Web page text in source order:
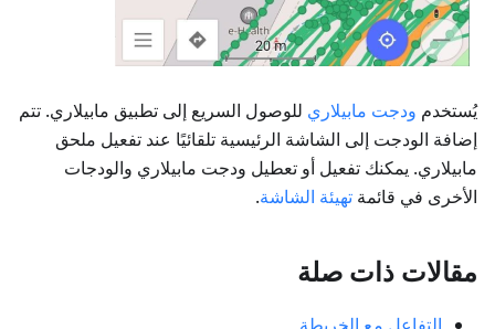
يُستخدم ودجت مابيلاري للوصول السريع إلى تطبيق مابيلاري. تتم
إضافة الودجت إلى الشاشة الرئيسية تلقائيًا عند تفعيل ملحق
مابيلاري. يمكنك تفعيل أو تعطيل ودجت مابيلاري والودجات
الأخرى في قائمة تهيئة الشاشة.
مقالات ذات صلة